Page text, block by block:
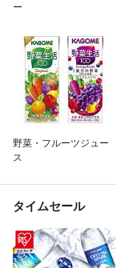
ー
野菜・フルーツジュー
ス
タイムセール